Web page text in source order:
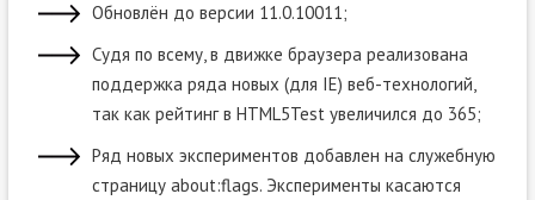
Обновлён до версии 11.0.10011;
Судя по всему, в движке браузера реализована
поддержка ряда новых (для IE) веб-технологий,
так как рейтинг в HTML5Test увеличился до 365;
Ряд новых экспериментов добавлен на служебную
страницу about:flags. Эксперименты касаются